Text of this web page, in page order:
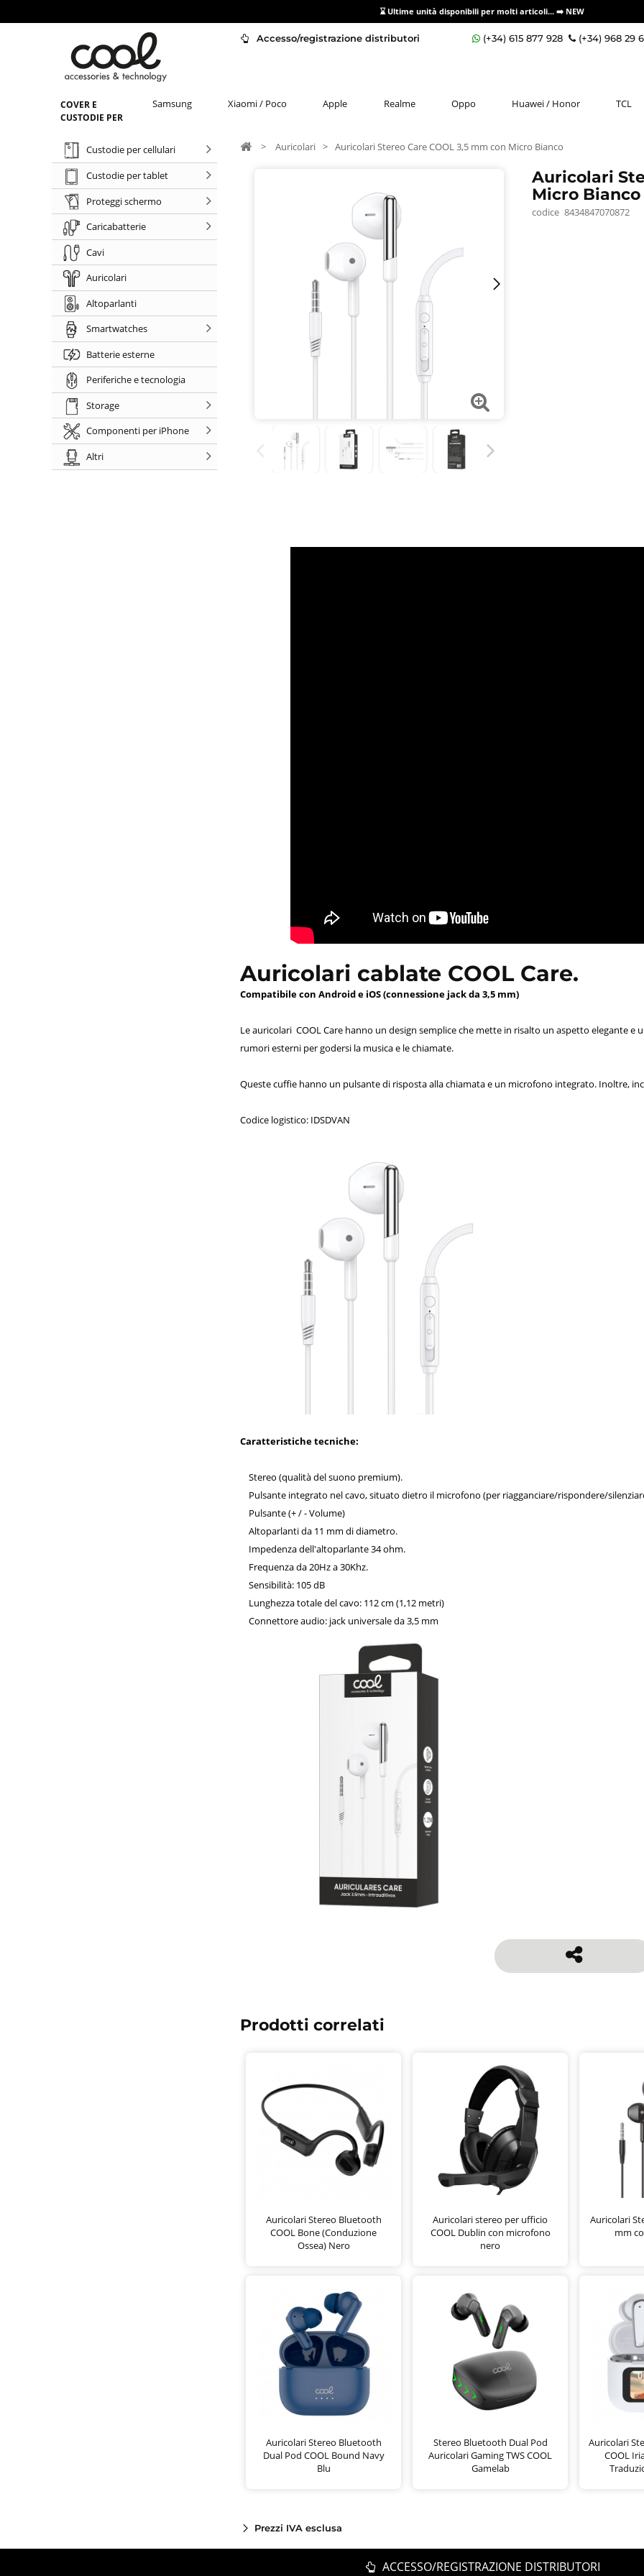
⌛ Ultime unità disponibili per molti articoli... ➡️ NEW
Accesso/registrazione distributori (+34) 615 877 928 (+34) 968 29
COVER E
CUSTODIE PER
Samsung Xiaomi / Poco Apple Realme Oppo Huawei / Honor TCL
Custodie per cellulari
Custodie per tablet
Proteggi schermo
Caricabatterie
Cavi
Auricolari
Altoparlanti
Smartwatches
Batterie esterne
Periferiche e tecnologia
Storage
Componenti per iPhone
Altri
> Auricolari > Auricolari Stereo Care COOL 3,5 mm con Micro Bianco
Auricolari
Micro Bianco
codice 8434847070872
Auricolari cablate COOL Care.
Compatibile con Android e iOS (connessione jack da 3,5 mm)
Le auricolari COOL Care hanno un design semplice che mette in risalto un aspetto elegante
rumori esterni per godersi la musica e le chiamate.
Queste cuffie hanno un pulsante di risposta alla chiamata e un microfono integrato. Inoltre,
Codice logistico: IDSDVAN
Caratteristiche tecniche:
Stereo (qualità del suono premium).
Pulsante integrato nel cavo, situato dietro il microfono (per riagganciare/rispondere/
Pulsante (+ / - Volume)
Altoparlanti da 11 mm di diametro.
Impedenza dell'altoparlante 34 ohm.
Frequenza da 20Hz a 30Khz.
Sensibilità: 105 dB
Lunghezza totale del cavo: 112 cm (1,12 metri)
Connettore audio: jack universale da 3,5 mm
Prodotti correlati
Auricolari Stereo Bluetooth
COOL Bone (Conduzione
Ossea) Nero
Auricolari stereo per ufficio
COOL Dublin con microfono
nero
Auricolari
mm
Auricolari Stereo Bluetooth
Dual Pod COOL Bound Navy
Blu
Stereo Bluetooth Dual Pod
Auricolari Gaming TWS COOL
Gamelab
Auricolari
COOL
Prezzi IVA esclusa
ACCESSO/REGISTRAZIONE DISTRIBUTORI